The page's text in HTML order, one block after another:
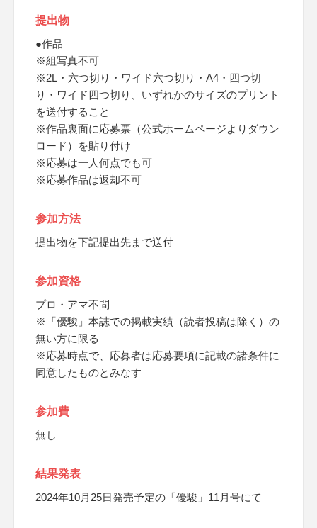
提出物
●作品
※組写真不可
※2L・六つ切り・ワイド六つ切り・A4・四つ切
り・ワイド四つ切り、いずれかのサイズのプリント
を送付すること
※作品裏面に応募票（公式ホームページよりダウン
ロード）を貼り付け
※応募は一人何点でも可
※応募作品は返却不可
参加方法
提出物を下記提出先まで送付
参加資格
プロ・アマ不問
※「優駿」本誌での掲載実績（読者投稿は除く）の
無い方に限る
※応募時点で、応募者は応募要項に記載の諸条件に
同意したものとみなす
参加費
無し
結果発表
2024年10月25日発売予定の「優駿」11月号にて